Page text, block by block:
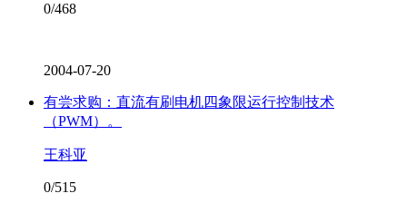
0/468
2004-07-20
有尝求购：直流有刷电机四象限运行控制技术
（PWM）。
王科亚
0/515